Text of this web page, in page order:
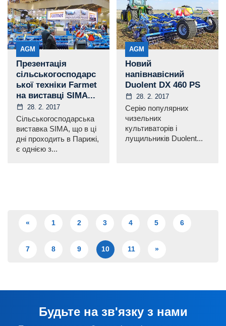
AGM
Презентація
сільськогосподарс
ької техніки Farmet
на виставці SIMA...
28. 2. 2017
Сільськогосподарська
виставка SIMA, що в ці
дні проходить в Парижі,
є однією з...
AGM
Новий
напівнавісний
Duolent DX 460 PS
28. 2. 2017
Серію популярних
чизельних
культиваторів і
лущильників Duolent...
« 1 2 3 4 5 6
7 8 9 10 11 »
Будьте на зв'язку з нами